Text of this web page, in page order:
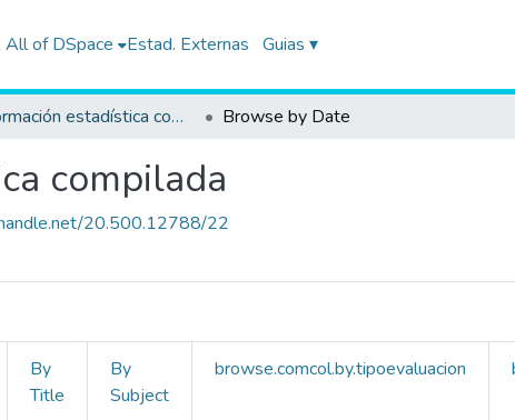
All of DSpace Estad. Externas Guias ▾
Información estadística compilada Browse by Date
compilada
20.500.12788/22
By
Title
By
Subject
browse.comcol.by.tipoevaluacion